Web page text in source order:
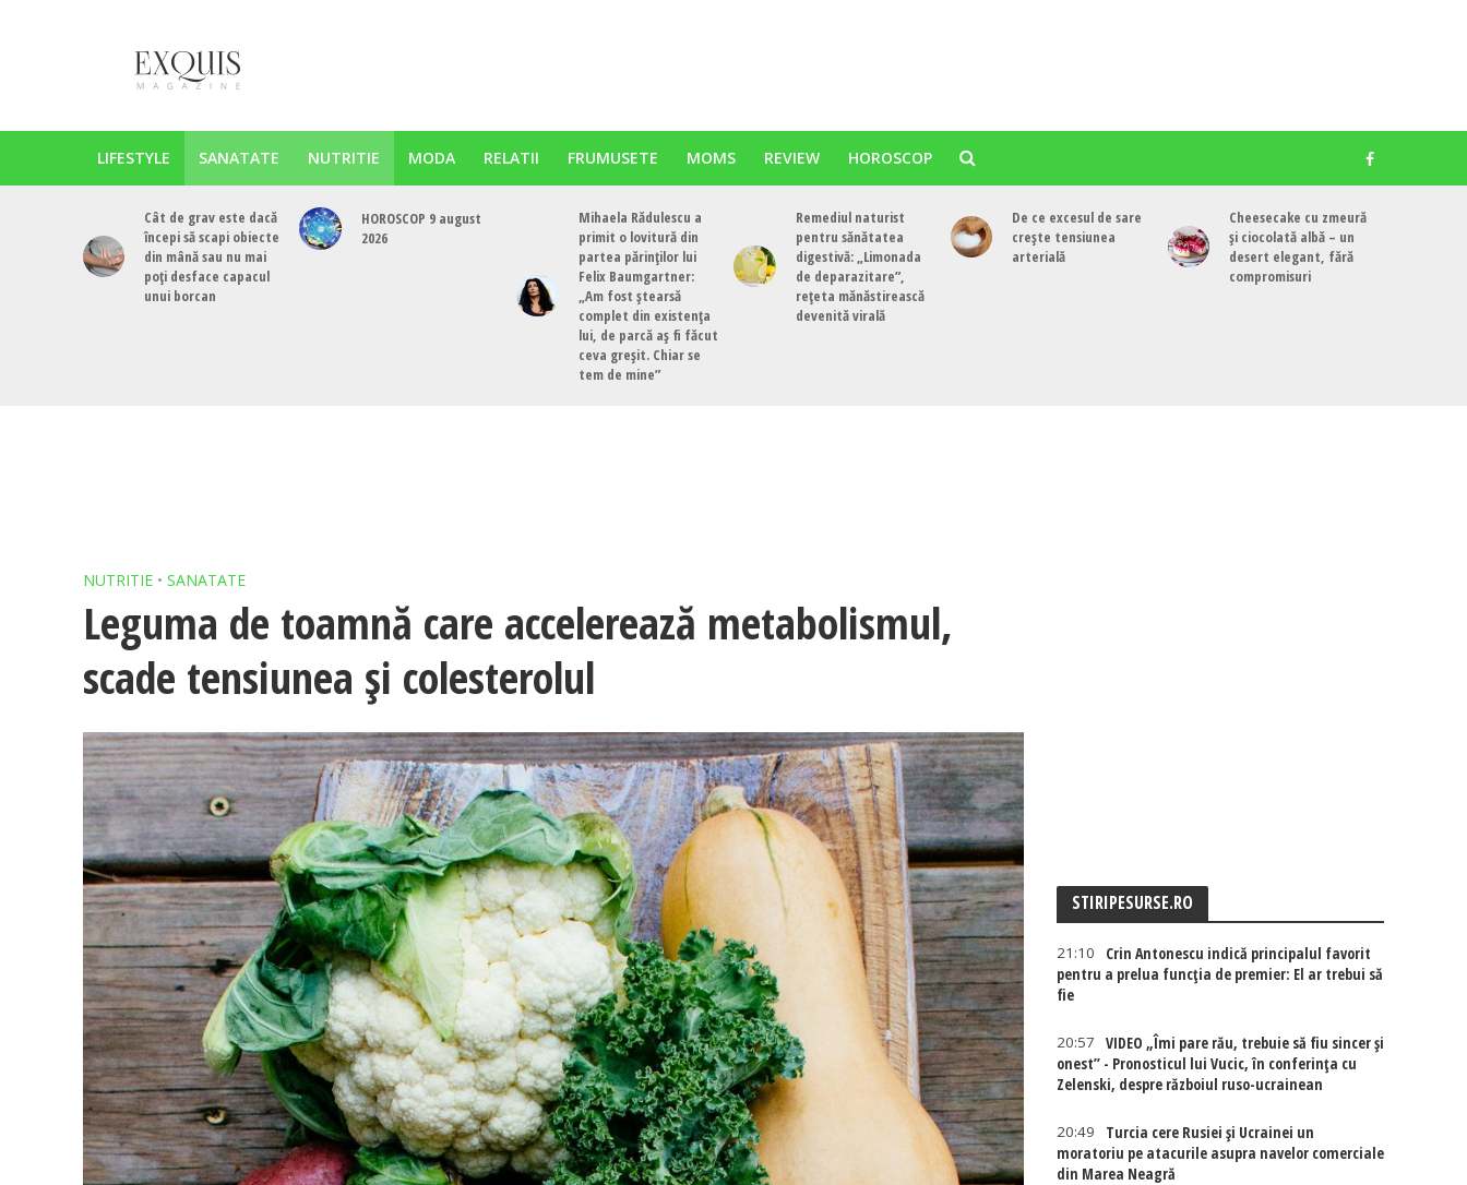
LIFESTYLE SANATATE NUTRITIE MODA RELATII FRUMUSETE MOMS REVIEW HOROSCOP
Cât de grav este dacă
începi să scapi obiecte
din mână sau nu mai
poți desface capacul
unui borcan
HOROSCOP 9 august
2026
Mihaela Rădulescu a
primit o lovitură din
partea părinților lui
Felix Baumgartner:
„Am fost ștearsă
complet din existența
lui, de parcă aș fi făcut
ceva greșit. Chiar se
tem de mine”
Remediul naturist
pentru sănătatea
digestivă: „Limonada
de deparazitare”,
rețeta mănăstirească
devenită virală
De ce excesul de sare
crește tensiunea
arterială
Cheesecake cu zmeură
și ciocolată albă – un
desert elegant, fără
compromisuri
NUTRITIE • SANATATE
Leguma de toamnă care accelerează metabolismul,
scade tensiunea și colesterolul
STIRIPESURSE.RO
21:10
Crin Antonescu indică principalul favorit
pentru a prelua funcția de premier: El ar trebui să
fie
20:57
VIDEO „Îmi pare rău, trebuie să fiu sincer și
onest” - Pronosticul lui Vucic, în conferința cu
Zelenski, despre războiul ruso-ucrainean
20:49
Turcia cere Rusiei și Ucrainei un
moratoriu pe atacurile asupra navelor comerciale
din Marea Neagră